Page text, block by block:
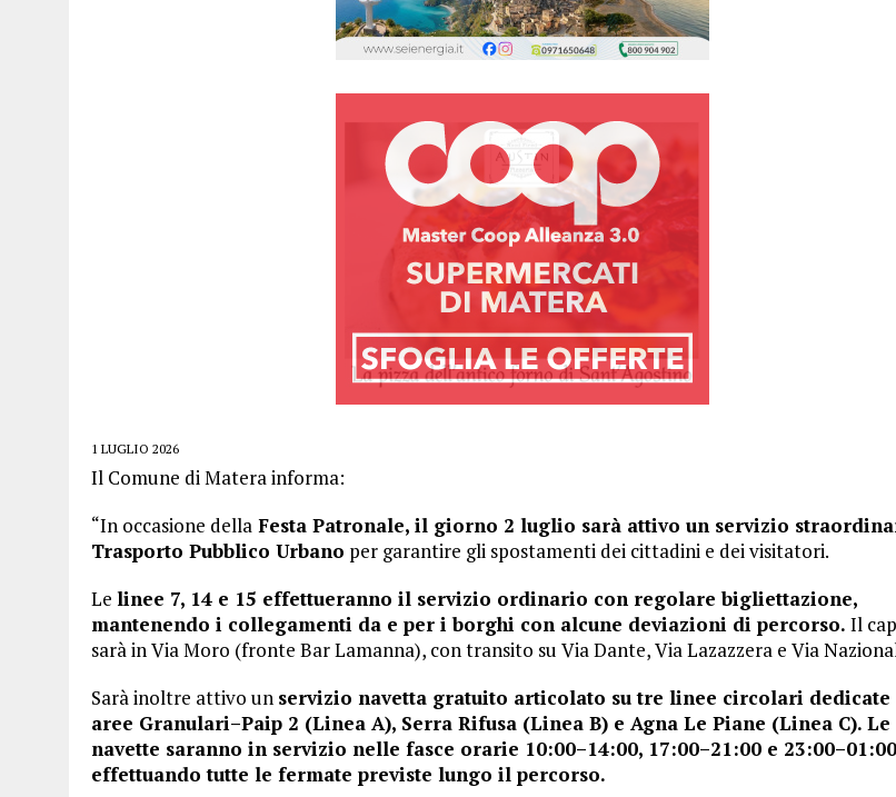
1 LUGLIO 2026
Il Comune di Matera informa:
“In occasione della Festa Patronale, il giorno 2 luglio sarà attivo un servizio
Trasporto Pubblico Urbano per garantire gli spostamenti dei cittadini e dei visitatori.
Le linee 7, 14 e 15 effettueranno il servizio ordinario con regolare bigliettazione,
mantenendo i collegamenti da e per i borghi con alcune deviazioni di percorso. Il
sarà in Via Moro (fronte Bar Lamanna), con transito su Via Dante, Via Lazazzera e Via
Sarà inoltre attivo un servizio navetta gratuito articolato su tre linee circolari dedicate
aree Granulari–Paip 2 (Linea A), Serra Rifusa (Linea B) e Agna Le Piane (Linea C). Le
navette saranno in servizio nelle fasce orarie 10:00–14:00, 17:00–21:00 e
effettuando tutte le fermate previste lungo il percorso.